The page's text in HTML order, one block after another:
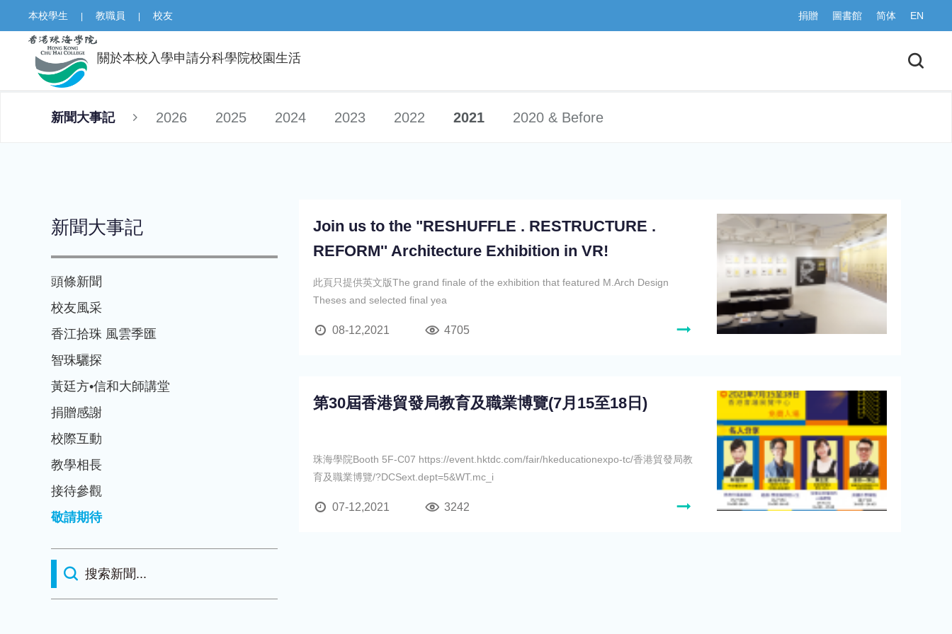
本校學生 | 教職員 | 校友 捐贈 圖書館 简体 EN
關於本校入學申請分科學院校園生活
新聞大事記 2026 2025 2024 2023 2022 2021 2020 & Before
新聞大事記
頭條新聞
校友風采
香江拾珠 風雲季匯
智珠驪探
黃廷方•信和大師講堂
捐贈感謝
校際互動
教學相長
接待參觀
敬請期待
Join us to the "RESHUFFLE . RESTRUCTURE .
REFORM'' Architecture Exhibition in VR!
此頁只提供英文版The grand finale of the exhibition that featured M.Arch Design
Theses and selected final yea
08-12,2021 4705
第30屆香港貿發局教育及職業博覽(7月15至18日)
珠海學院Booth 5F-C07 https://event.hktdc.com/fair/hkeducationexpo-tc/香港貿發局教
育及職業博覽/?DCSext.dept=5&WT.mc_i
07-12,2021 3242